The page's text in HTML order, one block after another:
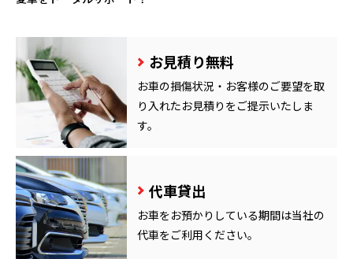
お見積り無料
お車の損傷状況・お客様のご要望を取
り入れたお見積りをご提示いたしま
す。
代車貸出
お車をお預かりしている期間は当社の
代車をご利用ください。